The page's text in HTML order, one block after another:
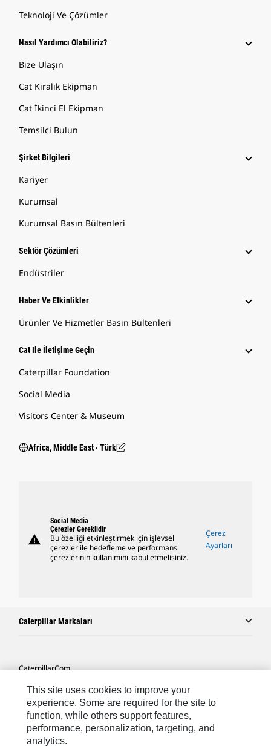
Teknoloji Ve Çözümler
Nasıl Yardımcı Olabiliriz?
Bize Ulaşın
Cat Kiralık Ekipman
Cat İkinci El Ekipman
Temsilci Bulun
Şirket Bilgileri
Kariyer
Kurumsal
Kurumsal Basın Bültenleri
Sektör Çözümleri
Endüstriler
Haber Ve Etkinlikler
Ürünler Ve Hizmetler Basın Bültenleri
Cat Ile İletişime Geçin
Caterpillar Foundation
Social Media
Visitors Center & Museum
Africa, Middle East ‧ Türk
warning
Social Media
Çerezler Gereklidir
Bu özelliği etkinleştirmek için işlevsel
çerezler ile hedefleme ve performans
çerezlerinin kullanımını kabul etmelisiniz.
Çerez
Ayarları
Caterpillar Markaları
Caterpillar.com
Caterpillar Müşteri Hizmetleri Ve Iletişim
Site Haritası
Cookie Settings
This site uses cookies to improve your
experience. Some are required for the site to
function, while others support features,
performance, personalization, targeting, and
analytics.